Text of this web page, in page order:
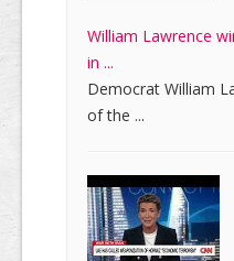
William Lawrence
in ...
Democrat William
of the ...